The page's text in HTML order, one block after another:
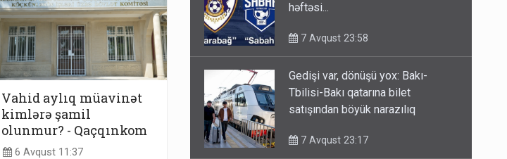
Vahid aylıq müavinət
kimlərə şamil
olunmur? - Qaçqınkom
6 Avqust 11:37
həftəsi...
7 Avqust 23:58
Gedişi var, dönüşü yox: Bakı-
Tbilisi-Bakı qatarına bilet
satışından böyük narazılıq
7 Avqust 23:17